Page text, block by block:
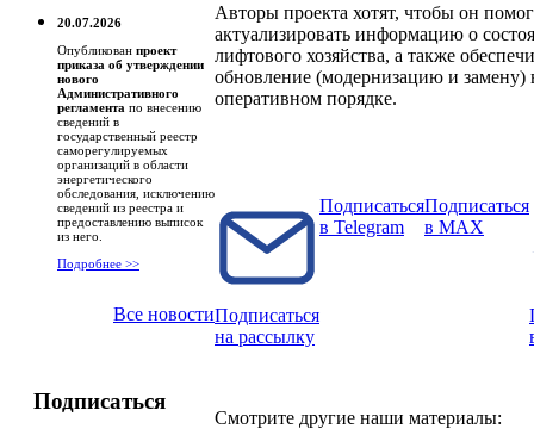
20.07.2026
Опубликован проект
приказа об утверждении
нового
Административного
регламента по внесению
сведений в
государственный реестр
саморегулируемых
организаций в области
энергетического
обследования, исключению
сведений из реестра и
предоставлению выписок
из него.
Подробнее >>
Все новости
Подписаться
Авторы проекта хотят, чтобы он помог
актуализировать информацию о
лифтового хозяйства, а также
обновление (модернизацию и замену)
оперативном порядке.
Подписаться
на рассылку
Подписаться
в Telegram
Подписаться
в MAX
Смотрите другие наши материалы: